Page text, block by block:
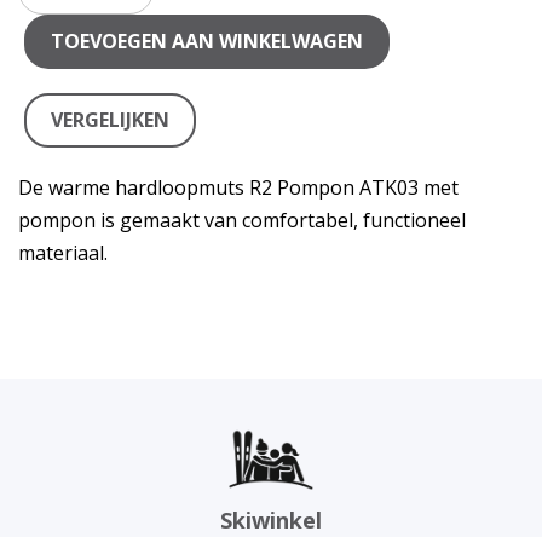
TOEVOEGEN AAN WINKELWAGEN
VERGELIJKEN
De warme hardloopmuts R2 Pompon ATK03 met
pompon is gemaakt van comfortabel, functioneel
materiaal.
Skiwinkel